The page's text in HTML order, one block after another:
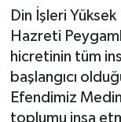
Din İşleri
Hazreti
hicretinin tüm
başlangıcı
Efendimiz
toplumu inşa
Amasya
Ankara
Antalya
Diyanet
Hadislerle
DİYANET
Diyanet
TDV
Tüm
Son Dakika
Haber Arşivi